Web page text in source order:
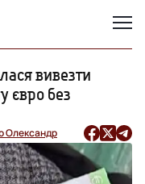
вивезти
євро без
Олександр